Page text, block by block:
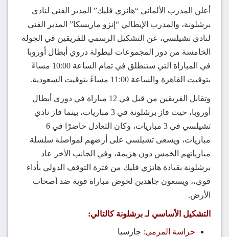
أعلن المدرب الألماني “هانزي فليك” المدير الفني لنادي
برشلونة، والمدرب الإيطالي “إنزو ماريسكا” المدير الفني
لنادي تشيلسي، عن التشكيل الرسمي للفريقين في الجولة
الخامسة من دور المجموعات لبطولة دروي أبطال أوروبا
في المباراة التي ستنطلق في تمام الساعة 10:00 مساءً
بتوقيت القاهرة والساعة 11:00 مساءً بتوقيت السعودية.
وتقابل الفريقين من قبل في 12 مباراة في دوري أبطال
أوروبا، حيث فاز برشلونة في 3 مباريات، بينما فاز نادي
تشيلسي في 3 مباريات، وكان التعادل حاضرًا في 6
مباريات، ويسعى تشيلسي على أرضهم لمواصلة سلسلة
مبارياتهم الخمس دون هزيمة، وفي الجانب الأخر عاد
برشلونة بقيادة هانزي فليك من فترة التوقف الدولي بأداء
قوي،، ويسعون جاهدين لخوض مباراة قوية ضد أصحاب
الأرض.
التشكيل الأساسي لـ برشلونة كالتالي:
حراسة المرمى: جارسيا